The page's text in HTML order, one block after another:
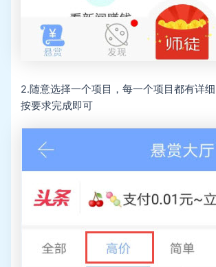
2.随意选择一个项目，每一个项目都有详细
按要求完成即可